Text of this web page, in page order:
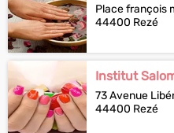
Place françois
44400 Rezé
Institut
73 Avenue
44400 Rezé